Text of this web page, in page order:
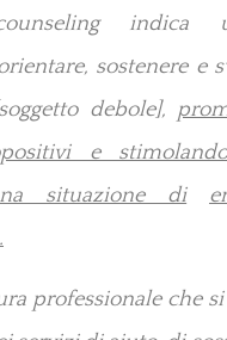
indica
sostenere e
debole],
e
situazione di
professionale che si